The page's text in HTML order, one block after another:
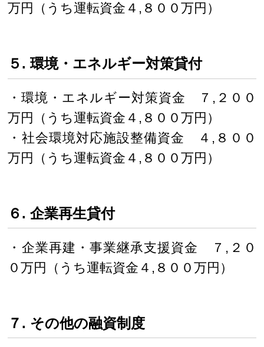
万円（うち運転資金４,８００万円）
５. 環境・エネルギー対策貸付
・環境・エネルギー対策資金 ７,２００
万円（うち運転資金４,８００万円）
・社会環境対応施設整備資金 ４,８００
万円（うち運転資金４,８００万円）
６. 企業再生貸付
・企業再建・事業継承支援資金 ７,２０
０万円（うち運転資金４,８００万円）
７. その他の融資制度